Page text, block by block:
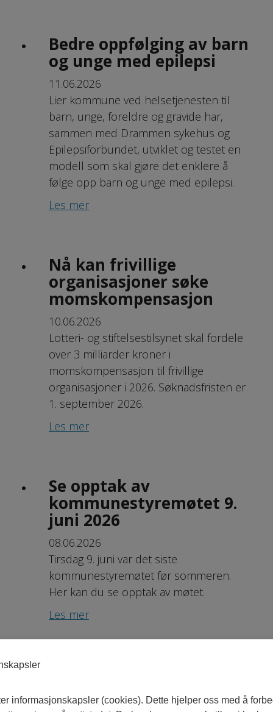
Bedre oppfølging av barn
og unge med epilepsi
11.06.2026
Lier kommune ved helsetjenesten til
barn, unge, foreldre og gravide har,
sammen med Drammen sykehus og
Epilepsiforbundet, utviklet og testet en
modell som skal gjøre det enklere å
følge opp barn og unge med epilepsi.
Les mer
Nå kan frivillige
organisasjoner søke
momskompensasjon
10.06.2026
Lotteri- og stiftelsestilsynet skal fordele
over 3 milliarder kroner i
momskompensasjon til frivillige
organisasjoner i 2026. Søknadsfristen er
1. september 2026.
Les mer
Se opptak av
kommunestyremøtet 9.
juni 2026
08.06.2026
Tirsdag 9. juni var det siste
kommunestyremøtet før sommeren.
Her kan du se opptak av møtet.
Les mer
trinn til å lære om
informasjonskapsler (cookies). Dette hjelper oss med å